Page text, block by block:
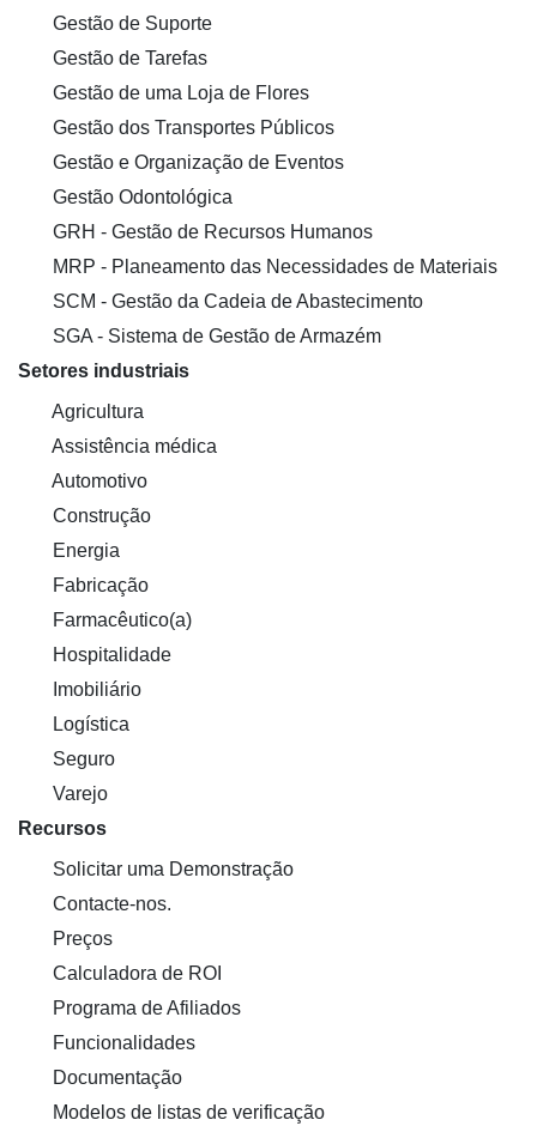
Gestão de Suporte
Gestão de Tarefas
Gestão de uma Loja de Flores
Gestão dos Transportes Públicos
Gestão e Organização de Eventos
Gestão Odontológica
GRH - Gestão de Recursos Humanos
MRP - Planeamento das Necessidades de Materiais
SCM - Gestão da Cadeia de Abastecimento
SGA - Sistema de Gestão de Armazém
Setores industriais
Agricultura
Assistência médica
Automotivo
Construção
Energia
Fabricação
Farmacêutico(a)
Hospitalidade
Imobiliário
Logística
Seguro
Varejo
Recursos
Solicitar uma Demonstração
Contacte-nos.
Preços
Calculadora de ROI
Programa de Afiliados
Funcionalidades
Documentação
Modelos de listas de verificação